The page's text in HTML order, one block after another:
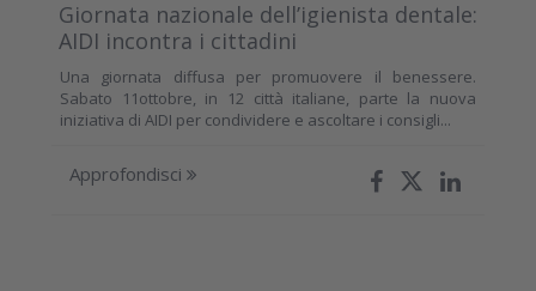
Giornata nazionale dell’igienista dentale:
AIDI incontra i cittadini
Una giornata diffusa per promuovere il benessere.
Sabato 11ottobre, in 12 città italiane, parte la nuova
iniziativa di AIDI per condividere e ascoltare i consigli...
Approfondisci